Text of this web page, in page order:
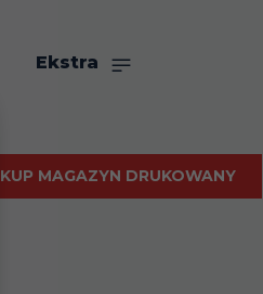
Ekstra
KUP MAGAZYN DRUKOWANY